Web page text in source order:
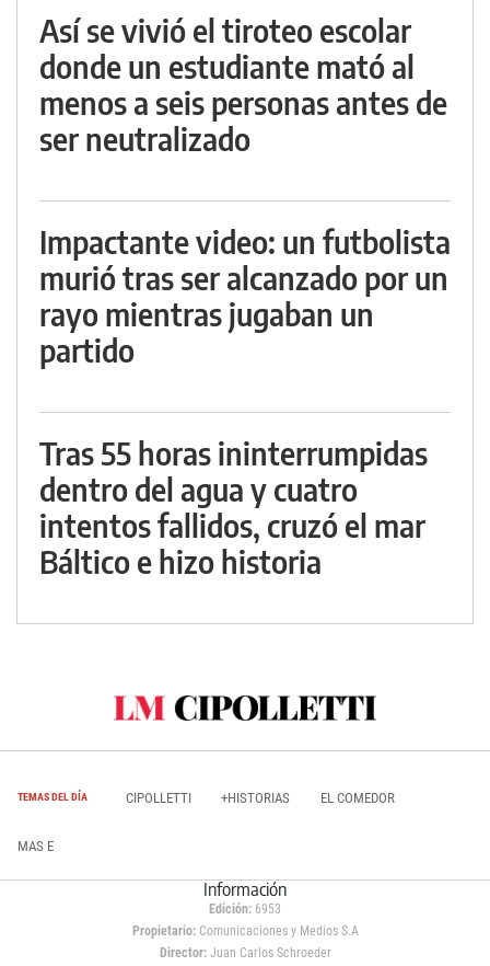
Así se vivió el tiroteo escolar
donde un estudiante mató al
menos a seis personas antes de
ser neutralizado
Impactante video: un futbolista
murió tras ser alcanzado por un
rayo mientras jugaban un
partido
Tras 55 horas ininterrumpidas
dentro del agua y cuatro
intentos fallidos, cruzó el mar
Báltico e hizo historia
TEMAS DEL DÍA CIPOLLETTI +HISTORIAS EL COMEDOR
MAS E
Información
Edición: 6953
Propietario:Comunicaciones y Medios S.A
Director: Juan Carlos Schroeder